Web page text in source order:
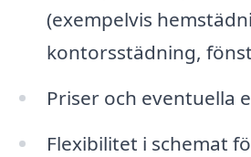
(exempelvis
kontorsstädning,
Priser och eventuella
Flexibilitet i schemat